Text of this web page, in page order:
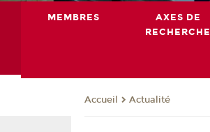
MEMBRES
AXES DE
RECHERCHE
Accueil Actualité